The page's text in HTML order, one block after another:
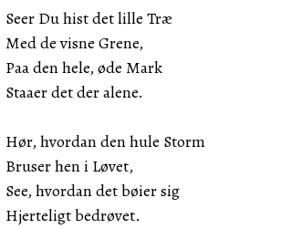
Seer Du hist det lille Træ
Med de visne Grene,
Paa den hele, øde Mark
Staaer det der alene.
Hør, hvordan den hule Storm
Bruser hen i Løvet,
See, hvordan det bøier sig
Hjerteligt bedrøvet.